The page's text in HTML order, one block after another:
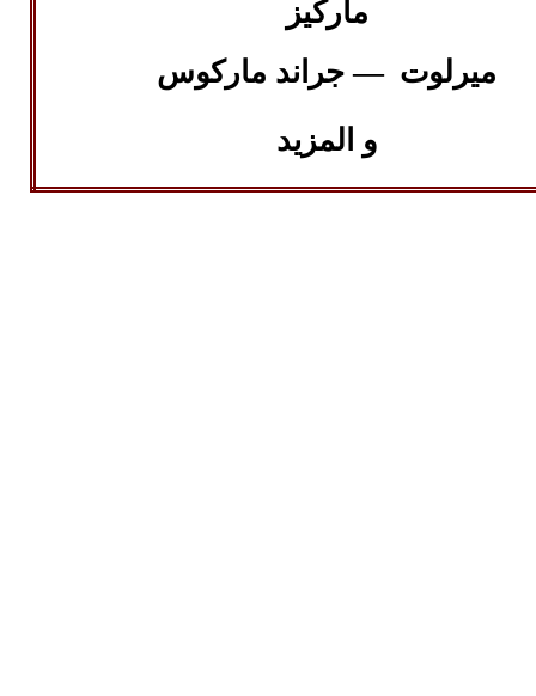
ماركيز
ميرلوت — جراند ماركوس
و المزيد